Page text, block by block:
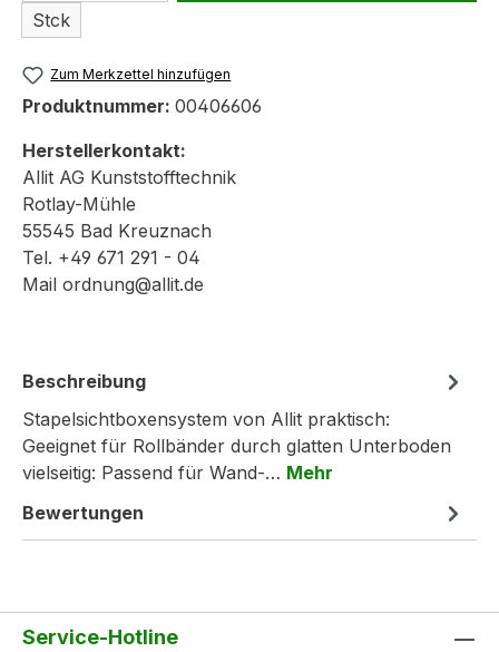
Stck
Zum Merkzettel hinzufügen
Produktnummer: 00406606
Herstellerkontakt:
Allit AG Kunststofftechnik
Rotlay-Mühle
55545 Bad Kreuznach
Tel. +49 671 291 - 04
Mail ordnung@allit.de
Beschreibung
Stapelsichtboxensystem von Allit praktisch:
Geeignet für Rollbänder durch glatten Unterboden
vielseitig: Passend für Wand-… Mehr
Bewertungen
Service-Hotline